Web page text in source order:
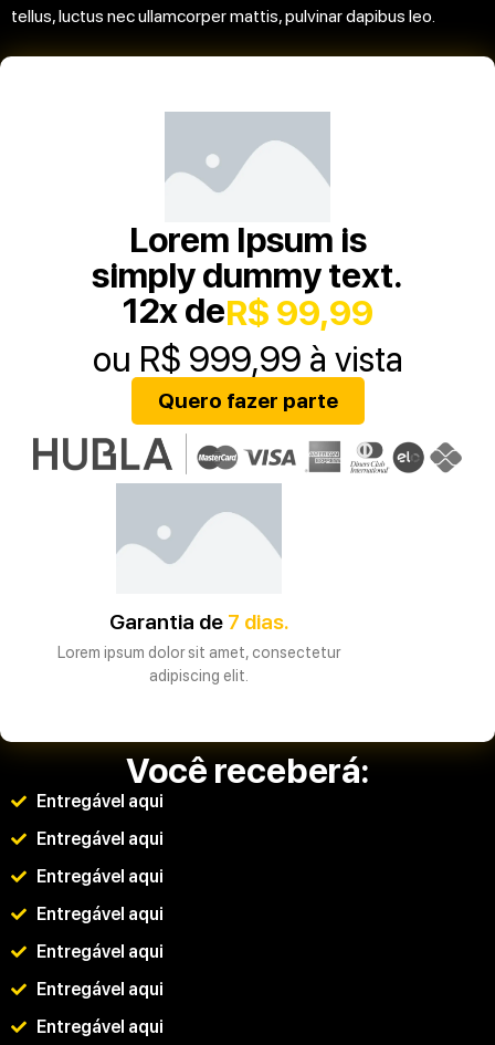
tellus, luctus nec ullamcorper mattis, pulvinar dapibus leo.
Lorem Ipsum is
simply dummy text.
12x deR$ 99,99
ou R$ 999,99 à vista
Quero fazer parte
Garantia de 7 dias.
Lorem ipsum dolor sit amet, consectetur
adipiscing elit.
Você receberá:
Entregável aqui
Entregável aqui
Entregável aqui
Entregável aqui
Entregável aqui
Entregável aqui
Entregável aqui